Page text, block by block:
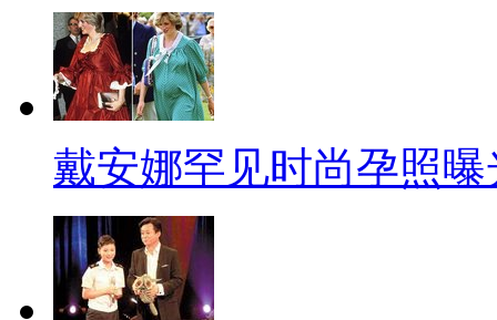
戴安娜罕见时尚孕照